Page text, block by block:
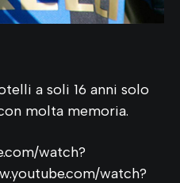
a soli 16 anni solo
molta memoria.
watch?
watch?